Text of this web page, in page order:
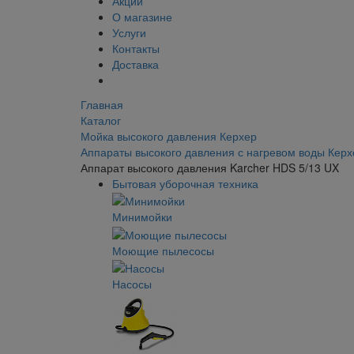
О магазине
Услуги
Контакты
Доставка
Главная
Каталог
Мойка высокого давления Керхер
Аппараты высокого давления с нагревом воды
Аппарат высокого давления Karcher HDS 5/13 UX
Бытовая уборочная техника
Минимойки
Моющие пылесосы
Насосы